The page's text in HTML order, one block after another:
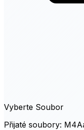
Vyberte Soubor
Přijaté soubory: